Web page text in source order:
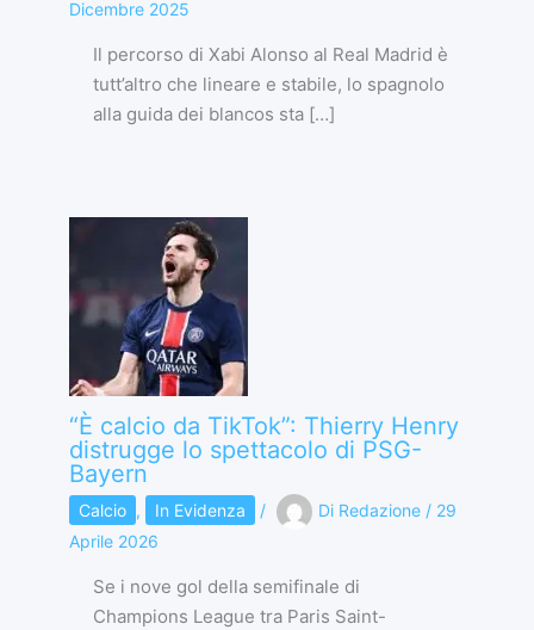
Dicembre 2025
Il percorso di Xabi Alonso al Real Madrid è
tutt’altro che lineare e stabile, lo spagnolo
alla guida dei blancos sta […]
“È calcio da TikTok”: Thierry Henry
distrugge lo spettacolo di PSG-
Bayern
Calcio , In Evidenza / Di Redazione / 29
Aprile 2026
Se i nove gol della semifinale di
Champions League tra Paris Saint-